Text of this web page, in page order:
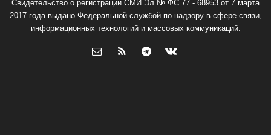
Свидетельство о регистрации СМИ Эл № ФС 77 - 68953 от 7 марта
2017 года выдано Федеральной службой по надзору в сфере связи,
информационных технологий и массовых коммуникаций.